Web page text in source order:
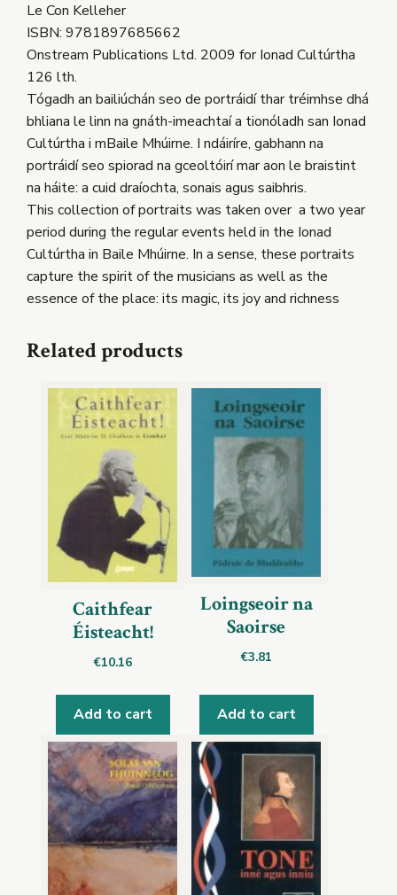
Le Con Kelleher
ISBN: 9781897685662
Onstream Publications Ltd. 2009 for Ionad Cultúrtha
126 lth.
Tógadh an bailiúchán seo de portráidí thar tréimhse dhá
bhliana le linn na gnáth-imeachtaí a tionóladh san Ionad
Cultúrtha i mBaile Mhúirne. I ndáiríre, gabhann na
portráidí seo spiorad na gceoltóirí mar aon le braistint
na háite: a cuid draíochta, sonais agus saibhris.
This collection of portraits was taken over a two year
period during the regular events held in the Ionad
Cultúrtha in Baile Mhúirne. In a sense, these portraits
capture the spirit of the musicians as well as the
essence of the place: its magic, its joy and richness
Related products
Caithfear
Éisteacht!
€10.16
Add to cart
Loingseoir na
Saoirse
€3.81
Add to cart